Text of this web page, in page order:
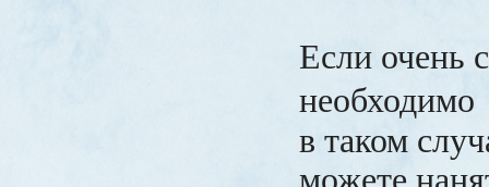
Если очень
в таком